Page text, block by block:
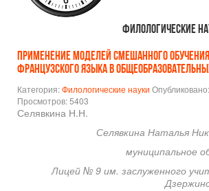
Филологические
ПРИМЕНЕНИЕ МОДЕЛЕЙ СМЕШАННОГО
ФРАНЦУЗСКОГО ЯЗЫКА В
Категория:Филологические науки
Просмотров: 5403
Селявкина Н.Н.
Селявкина Наталья
муниципальное
Лицей № 9 им. заслуженного